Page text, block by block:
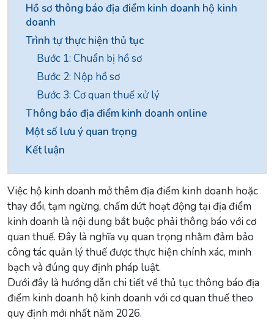
Hồ sơ thông báo địa điểm kinh doanh hộ kinh
doanh
Trình tự thực hiện thủ tục
Bước 1: Chuẩn bị hồ sơ
Bước 2: Nộp hồ sơ
Bước 3: Cơ quan thuế xử lý
Thông báo địa điểm kinh doanh online
Một số lưu ý quan trọng
Kết luận
Việc hộ kinh doanh mở thêm địa điểm kinh doanh hoặc
thay đổi, tạm ngừng, chấm dứt hoạt động tại địa điểm
kinh doanh là nội dung bắt buộc phải thông báo với cơ
quan thuế. Đây là nghĩa vụ quan trọng nhằm đảm bảo
công tác quản lý thuế được thực hiện chính xác, minh
bạch và đúng quy định pháp luật.
Dưới đây là hướng dẫn chi tiết về thủ tục thông báo địa
điểm kinh doanh hộ kinh doanh với cơ quan thuế theo
quy định mới nhất năm 2026.